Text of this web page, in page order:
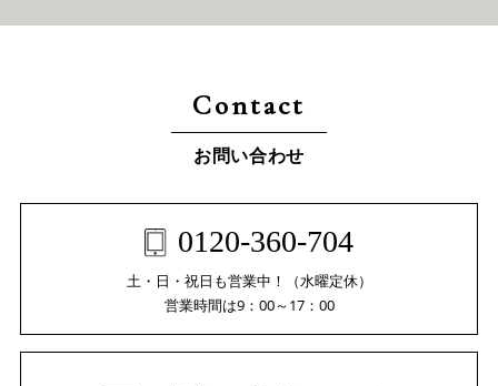
Contact
お問い合わせ
0120-360-704
土・日・祝日も営業中！（水曜定休）
営業時間は9：00～17：00